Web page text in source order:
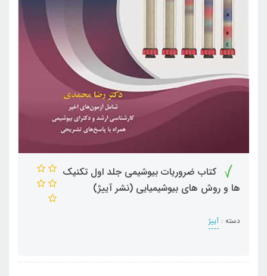
کتاب ضروریات بیوشیمی جلد اول تکنیک
ها و روش های بیوشیمیایی (نشر آییژ)
دسته : آییژ